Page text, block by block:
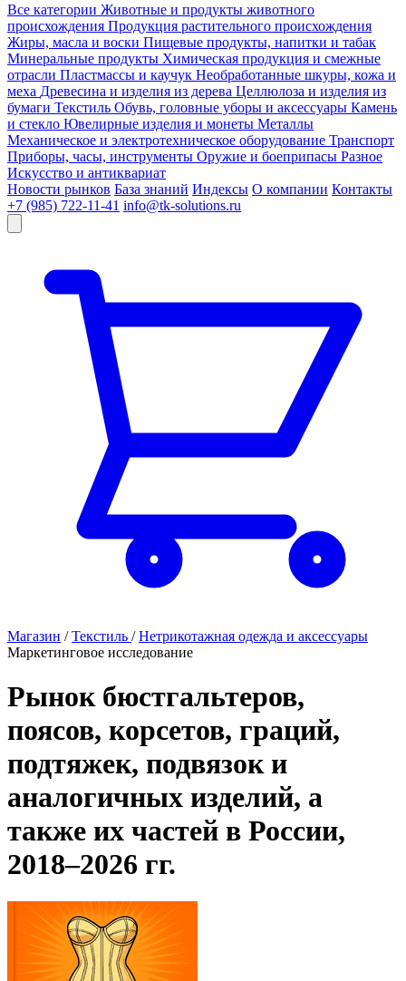
Все категории Животные и продукты животного
происхождения Продукция растительного происхождения
Жиры, масла и воски Пищевые продукты, напитки и табак
Минеральные продукты Химическая продукция и смежные
отрасли Пластмассы и каучук Необработанные шкуры, кожа и
меха Древесина и изделия из дерева Целлюлоза и изделия из
бумаги Текстиль Обувь, головные уборы и аксессуары Камень
и стекло Ювелирные изделия и монеты Металлы
Механическое и электротехническое оборудование Транспорт
Приборы, часы, инструменты Оружие и боеприпасы Разное
Искусство и антиквариат
Новости рынков База знаний Индексы О компании Контакты
+7 (985) 722-11-41 info@tk-solutions.ru
Магазин / Текстиль / Нетрикотажная одежда и аксессуары
Маркетинговое исследование
Рынок бюстгальтеров,
поясов, корсетов, граций,
подтяжек, подвязок и
аналогичных изделий, а
также их частей в России,
2018–2026 гг.